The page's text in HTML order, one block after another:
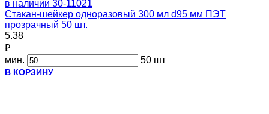
в наличии 30-11021
Стакан-шейкер одноразовый 300 мл d95 мм ПЭТ
прозрачный 50 шт.
5.38
₽
мин.
50 шт
В КОРЗИНУ